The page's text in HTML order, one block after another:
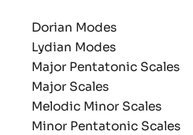
Dorian Modes
Lydian Modes
Major Pentatonic Scales
Major Scales
Melodic Minor Scales
Minor Pentatonic Scales